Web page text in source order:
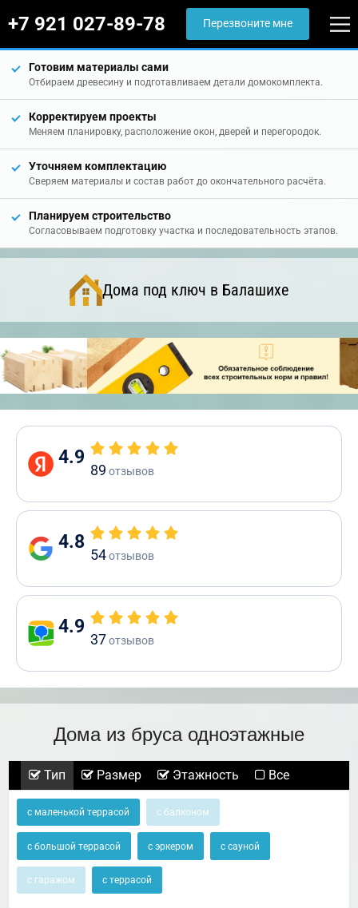
+7 921 027-89-78 Перезвоните мне
Готовим материалы сами
Отбираем древесину и подготавливаем детали домокомплекта.
Корректируем проекты
Меняем планировку, расположение окон, дверей и перегородок.
Уточняем комплектацию
Сверяем материалы и состав работ до окончательного расчёта.
Планируем строительство
Согласовываем подготовку участка и последовательность этапов.
Дома под ключ в Балашихе
4.9
89 отзывов
4.8
54отзывов
4.9
37отзывов
Дома из бруса одноэтажные
Тип Размер Этажность Все
с маленькой террасой с балконом
с большой террасой с эркером с сауной
с гаражом с террасой